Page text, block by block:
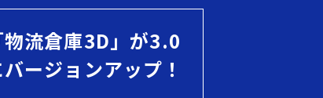
物流倉庫3D」が3.0
バージョンアップ！